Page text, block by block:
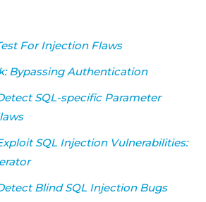
For Injection Flaws
Bypassing Authentication
SQL-specific Parameter
SQL Injection Vulnerabilities:
Blind SQL Injection Bugs